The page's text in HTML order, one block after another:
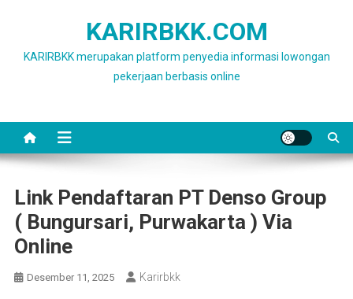
KARIRBKK.COM
KARIRBKK merupakan platform penyedia informasi lowongan
pekerjaan berbasis online
Link Pendaftaran PT Denso Group
( Bungursari, Purwakarta ) Via
Online
Desember 11, 2025 Karirbkk